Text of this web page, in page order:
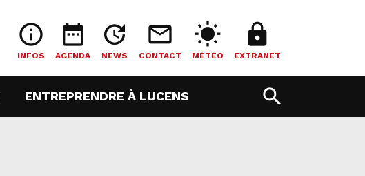
info_outline
INFOS
date_range
AGENDA
update
NEWS
mail_outline
CONTACT
wb_sunny
MÉTÉO
lock
EXTRANET
(CURRENT)
ENTREPRENDRE À LUCENS search